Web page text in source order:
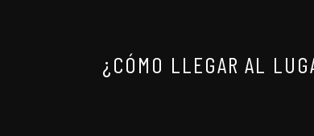
¿CÓMO LLEGAR AL